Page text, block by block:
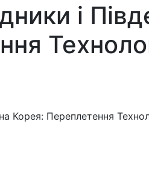
і